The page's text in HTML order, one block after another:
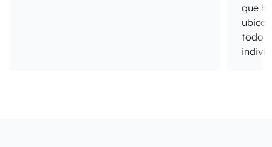
que
todo